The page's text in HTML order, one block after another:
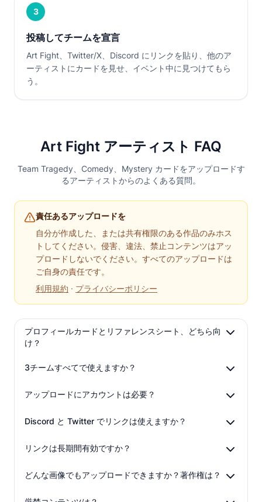
3
投稿してチームを宣言
Art Fight、Twitter/X、Discord にリンクを貼り、他のア
ーティストにカードを見せ、イベント中に見つけてもら
う。
Art Fight アーティスト FAQ
Team Tragedy、Comedy、Mystery カードをアップロードす
るアーティストからのよくある質問。
責任あるアップロードを
自分が作成した、または共有権限のある作品のみホス
トしてください。侵害、違法、禁止コンテンツはアッ
プロードしないでください。すべてのアップロードは
ご自身の責任です。
利用規約 · プライバシーポリシー
プロフィールカードとリファレンスシート、どちら向
け？
3チームすべてで使えますか？
アップロードにアカウントは必要？
Discord と Twitter でリンクは使えますか？
リンクは長期間有効ですか？
どんな画像でもアップロードできますか？著作権は？